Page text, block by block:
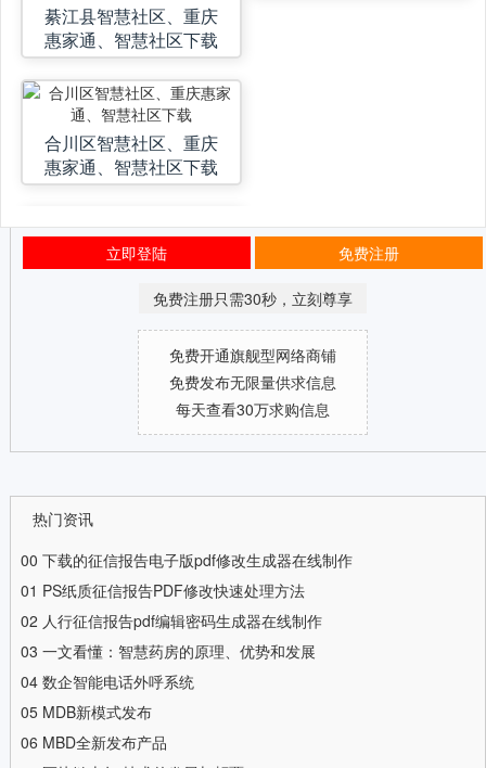
綦江县智慧社区、重庆
惠家通、智慧社区下载
合川区智慧社区、重庆
惠家通、智慧社区下载
立即登陆 免费注册
免费注册只需30秒，立刻尊享
免费开通旗舰型网络商铺
免费发布无限量供求信息
每天查看30万求购信息
热门资讯
00 下载的征信报告电子版pdf修改生成器在线制作
01 PS纸质征信报告PDF修改快速处理方法
02 人行征信报告pdf编辑密码生成器在线制作
03 一文看懂：智慧药房的原理、优势和发展
04 数企智能电话外呼系统
05 MDB新模式发布
06 MBD全新发布产品